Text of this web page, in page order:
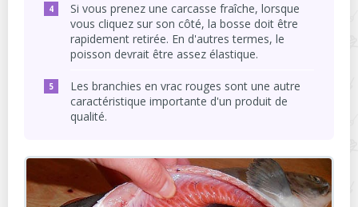
Si vous prenez une carcasse fraîche, lorsque
vous cliquez sur son côté, la bosse doit être
rapidement retirée. En d'autres termes, le
poisson devrait être assez élastique.
Les branchies en vrac rouges sont une autre
caractéristique importante d'un produit de
qualité.